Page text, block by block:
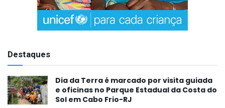
Destaques
Dia da Terra é marcado por visita guiada
e oficinas no Parque Estadual da Costa do
Sol em Cabo Frio-RJ